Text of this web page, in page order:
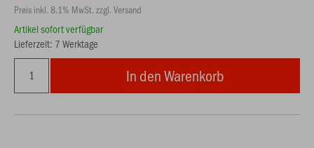
Preis inkl. 8.1% MwSt. zzgl. Versand
Artikel sofort verfügbar
Lieferzeit: 7 Werktage
In den Warenkorb